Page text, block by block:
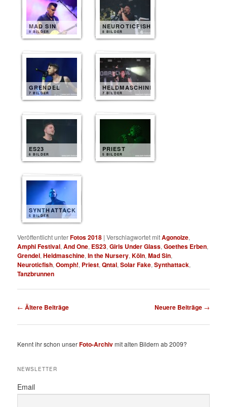
MAD SIN
9 BILDER
NEUROTICFISH
8 BILDER
GRENDEL
7 BILDER
HELDMASCHINE
7 BILDER
ES23
6 BILDER
PRIEST
5 BILDER
SYNTHATTACK
5 BILDER
Veröffentlicht unterFotos 2018 |Verschlagwortet mitAgonoize,
Amphi Festival,And One, ES23,Girls Under Glass,Goethes Erben,
Grendel,Heldmaschine,In the Nursery,Köln,Mad Sin,
Neuroticfish,Oomph!, Priest,Qntal,Solar Fake,Synthattack,
Tanzbrunnen
Beitragsnavigation
← Ältere Beiträge Neuere Beiträge →
Kennt ihr schon unserFoto-Archivmit alten Bildern ab 2009?
NEWSLETTER
Email